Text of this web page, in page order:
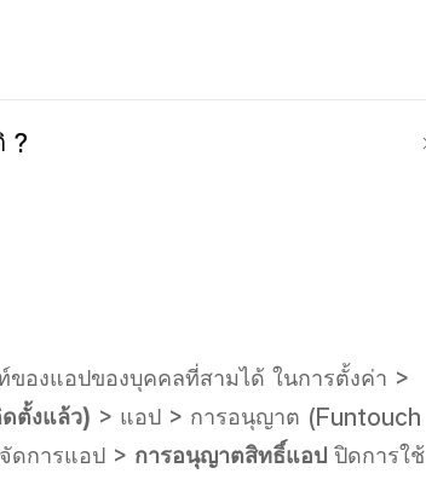
?
องแอปของบุคคลที่สามได้ ในการตั้งค่า >
ตั้งแล้ว) > แอป > การอนุญาต (Funtouch
ดการแอป > การอนุญาตสิทธิ์แอป ปิดการใช้